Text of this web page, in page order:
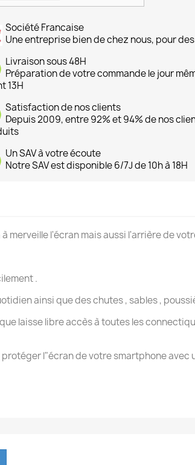
Société Francaise
Une entreprise bien de chez nous, pour
Livraison sous 48H
Préparation de votre commande le jour
13H
Satisfaction de nos clients
Depuis 2009, entre 92% et 94% de nos
Un SAV à votre écoute
Notre SAV est disponible 6/7J de 10h à 18H
merveille l'écran mais aussi l'arrière de
.
ainsi que des chutes , sables ,
laisse libre accès à toutes les
l"écran de votre smartphone avec